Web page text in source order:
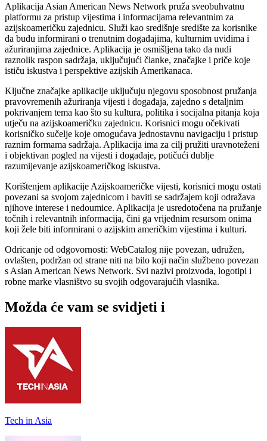
Aplikacija Asian American News Network pruža sveobuhvatnu
platformu za pristup vijestima i informacijama relevantnim za
azijskoameričku zajednicu. Služi kao središnje središte za korisnike
da budu informirani o trenutnim događajima, kulturnim uvidima i
ažuriranjima zajednice. Aplikacija je osmišljena tako da nudi
raznolik raspon sadržaja, uključujući članke, značajke i priče koje
ističu iskustva i perspektive azijskih Amerikanaca.
Ključne značajke aplikacije uključuju njegovu sposobnost pružanja
pravovremenih ažuriranja vijesti i događaja, zajedno s detaljnim
pokrivanjem tema kao što su kultura, politika i socijalna pitanja koja
utječu na azijskoameričku zajednicu. Korisnici mogu očekivati ​​
korisničko sučelje koje omogućava jednostavnu navigaciju i pristup
raznim formama sadržaja. Aplikacija ima za cilj pružiti uravnoteženi
i objektivan pogled na vijesti i događaje, potičući dublje
razumijevanje azijskoameričkog iskustva.
Korištenjem aplikacije Azijskoameričke vijesti, korisnici mogu ostati
povezani sa svojom zajednicom i baviti se sadržajem koji odražava
njihove interese i nedoumice. Aplikacija je usredotočena na pružanje
točnih i relevantnih informacija, čini ga vrijednim resursom onima
koji žele biti informirani o azijskim američkim vijestima i kulturi.
Odricanje od odgovornosti: WebCatalog nije povezan, udružen,
ovlašten, podržan od strane niti na bilo koji način službeno povezan
s Asian American News Network. Svi nazivi proizvoda, logotipi i
robne marke vlasništvo su svojih odgovarajućih vlasnika.
Možda će vam se svidjeti i
Tech in Asia